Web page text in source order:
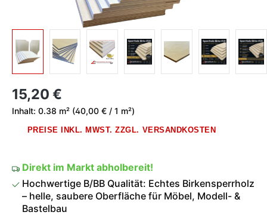
Regulärer Preis:
15,20 €
Inhalt: 0.38 m² (40,00 € / 1 m²)
PREISE INKL. MWST. ZZGL. VERSANDKOSTEN
Direkt im Markt abholbereit!
Hochwertige B/BB Qualität: Echtes Birkensperrholz
– helle, saubere Oberfläche für Möbel, Modell- &
Bastelbau